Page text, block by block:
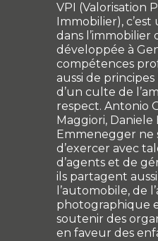
VPI (Valorisation
Immobilier),
dans l’immobilier
développée à
compétences
aussi de
d’un culte de
respect. Antonio
Maggiori,
Emmenegger ne
d’exercer avec
d’agents et de
ils partagent
l’automobile, de
photographique
soutenir des
en faveur des